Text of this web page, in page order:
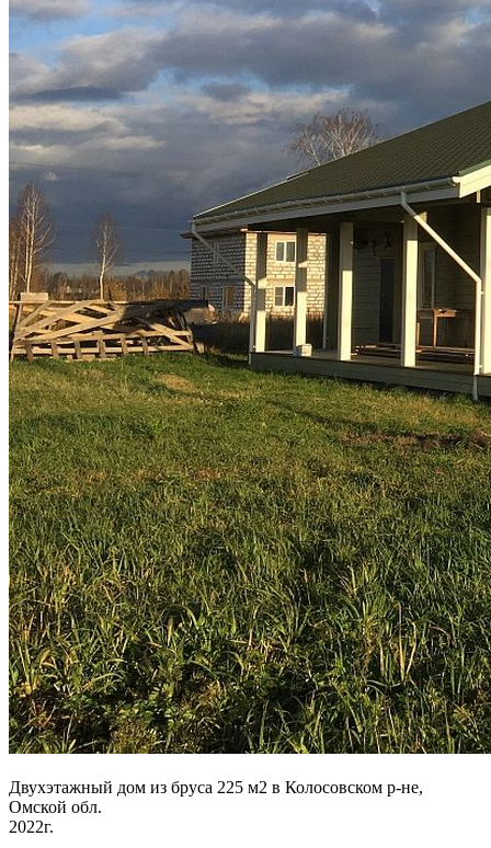
Двухэтажный дом из бруса 225 м2 в Колосовском р-не,
Омской обл.
2022г.